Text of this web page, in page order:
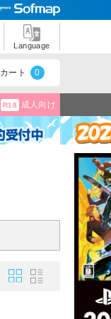
Language
カート 0
R18 成人向け